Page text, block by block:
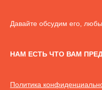
Давайте обсудим его,
НАМ ЕСТЬ ЧТО ВАМ
Политика